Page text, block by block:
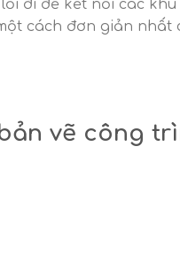
đi để kết nối các
cách đơn giản nhất
vẽ công